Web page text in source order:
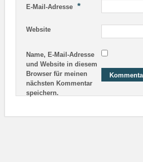
E-Mail-Adresse *
Website
Name, E-Mail-Adresse
und Website in diesem
Browser für meinen
nächsten Kommentar
speichern.